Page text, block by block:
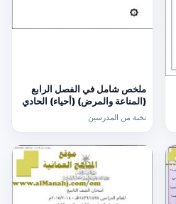
ملخص شامل في الفصل الرابع
(المناعة والمرض) (أحياء) الحادي
نخبة من المدرسين